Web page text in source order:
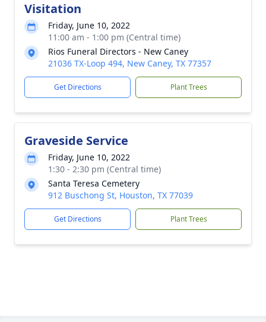
Visitation
Friday, June 10, 2022
11:00 am - 1:00 pm (Central time)
Rios Funeral Directors - New Caney
21036 TX-Loop 494, New Caney, TX 77357
Get Directions Plant Trees
Graveside Service
Friday, June 10, 2022
1:30 - 2:30 pm (Central time)
Santa Teresa Cemetery
912 Buschong St, Houston, TX 77039
Get Directions Plant Trees